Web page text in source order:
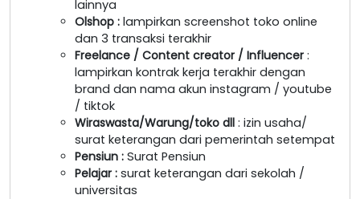
lainnya
Olshop : lampirkan screenshot toko online
dan 3 transaksi terakhir
Freelance / Content creator / Influencer :
lampirkan kontrak kerja terakhir dengan
brand dan nama akun instagram / youtube
/ tiktok
Wiraswasta/Warung/toko dll : izin usaha/
surat keterangan dari pemerintah setempat
Pensiun : Surat Pensiun
Pelajar : surat keterangan dari sekolah /
universitas